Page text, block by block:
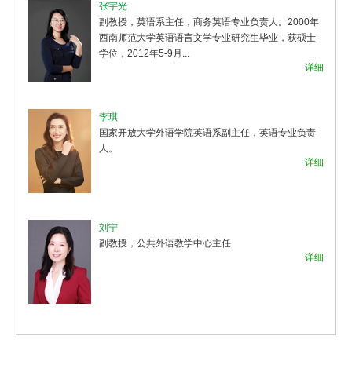
张宇光
副教授，英语系主任，商务英语专业负责人。2000年
西南师范大学英语语言文学专业研究生毕业，获硕士
学位，2012年5-9月...
详细
李琪
国家开放大学外语学院英语系副主任，英语专业负责
人。
详细
刘宁
副教授，公共外语教学中心主任
详细